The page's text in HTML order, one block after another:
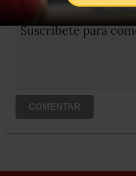
Suscribete para
COMENTAR